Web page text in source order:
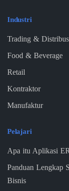
Industri
Trading &
Food & Beverage
Retail
Kontraktor
Manufaktur
Pelajari
Apa itu Aplikasi
Panduan Lengkap
Bisnis